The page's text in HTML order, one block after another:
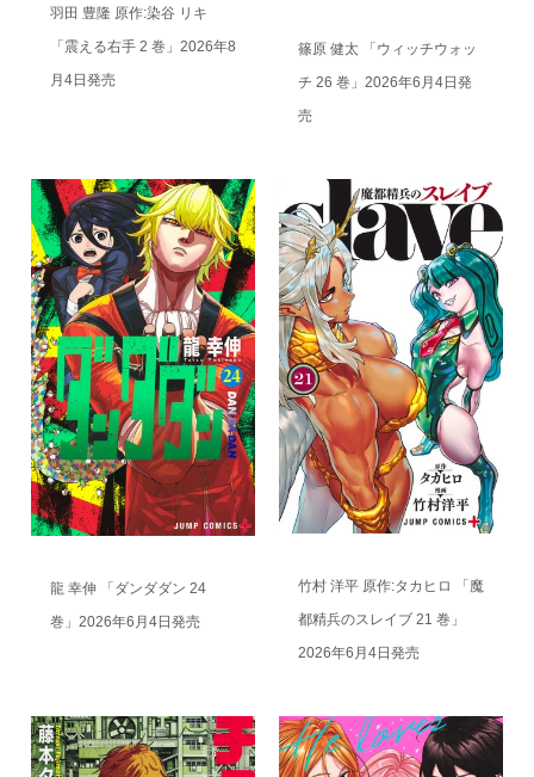
羽田 豊隆 原作:染谷 リキ
「震える右手 2 巻」2026年8
月4日発売
篠原 健太 「ウィッチウォッ
チ 26 巻」2026年6月4日発
売
龍 幸伸 「ダンダダン 24
巻」2026年6月4日発売
竹村 洋平 原作:タカヒロ 「魔
都精兵のスレイブ 21 巻」
2026年6月4日発売